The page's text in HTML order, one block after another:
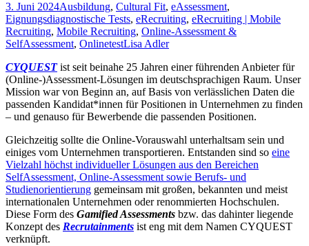
3. Juni 2024Ausbildung, Cultural Fit, eAssessment,
Eignungsdiagnostische Tests, eRecruiting, eRecruiting | Mobile
Recruiting, Mobile Recruiting, Online-Assessment &
SelfAssessment, OnlinetestLisa Adler
CYQUESTist seit beinahe 25 Jahren einer führenden Anbieter für
(Online-)Assessment-Lösungen im deutschsprachigen Raum. Unser
Mission war von Beginn an, auf Basis von verlässlichen Daten die
passenden Kandidat*innen für Positionen in Unternehmen zu finden
– und genauso für Bewerbende die passenden Positionen.
Gleichzeitig sollte die Online-Vorauswahl unterhaltsam sein und
einiges vom Unternehmen transportieren. Entstanden sind so eine
Vielzahl höchst individueller Lösungen aus den Bereichen
SelfAssessment, Online-Assessment sowie Berufs- und
Studienorientierung gemeinsam mit großen, bekannten und meist
internationalen Unternehmen oder renommierten Hochschulen.
Diese Form des Gamified Assessments bzw. das dahinter liegende
Konzept des Recrutainments ist eng mit dem Namen CYQUEST
verknüpft.